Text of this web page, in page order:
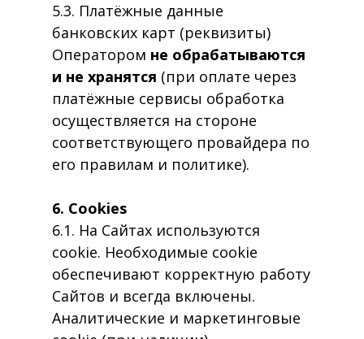
5.3. Платёжные данные
банковских карт (реквизиты)
Оператором не обрабатываются
и не хранятся (при оплате через
платёжные сервисы обработка
осуществляется на стороне
соответствующего провайдера по
его правилам и политике).
6. Cookies
6.1. На Сайтах используются
cookie. Необходимые cookie
обеспечивают корректную работу
Сайтов и всегда включены.
Аналитические и маркетинговые